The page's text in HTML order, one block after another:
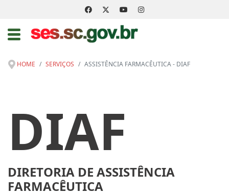
HOME SERVIÇOS ASSISTÊNCIA FARMACÊUTICA - DIAF
DIAF
DIRETORIA DE ASSISTÊNCIA
FARMACÊUTICA